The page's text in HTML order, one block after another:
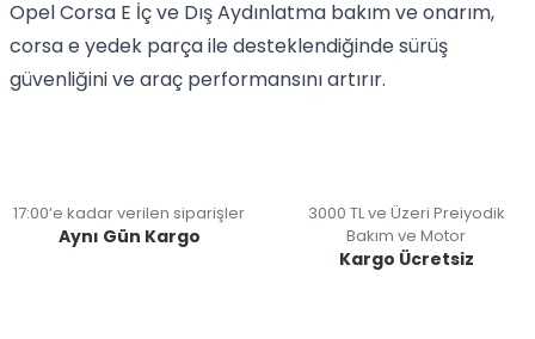
Opel Corsa E İç ve Dış Aydınlatma bakım ve onarım,
corsa e yedek parça ile desteklendiğinde sürüş
güvenliğini ve araç performansını artırır.
17:00’e kadar verilen siparişler
Aynı Gün Kargo
3000 TL ve Üzeri Preiyodik
Bakım ve Motor
Kargo Ücretsiz